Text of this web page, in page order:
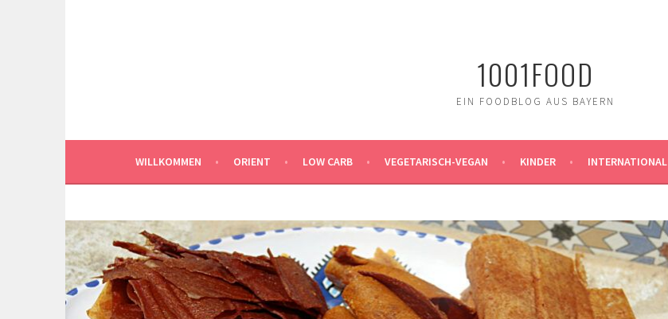
1001FOOD
EIN FOODBLOG AUS BAYERN
WILLKOMMEN ORIENT LOW CARB VEGETARISCH-VEGAN KINDER INTERNATIONAL